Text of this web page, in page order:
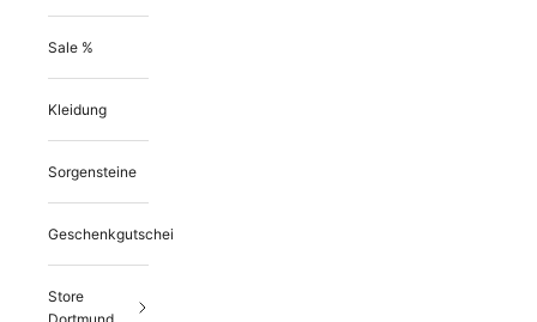
Sale %
Kleidung
Sorgensteine
Geschenkgutschein
Store